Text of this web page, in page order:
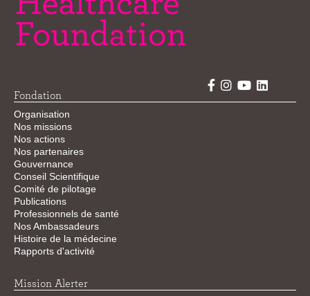
Fondation
Organisation
Nos missions
Nos actions
Nos partenaires
Gouvernance
Conseil Scientifique
Comité de pilotage
Publications
Professionnels de santé
Nos Ambassadeurs
Histoire de la médecine
Rapports d'activité
Mission Alerter